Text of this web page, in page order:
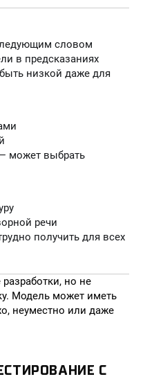
словом
в предсказаниях
низкой даже для
может выбрать
речи
получить для всех
но не
Модель может иметь
неуместно или даже
С